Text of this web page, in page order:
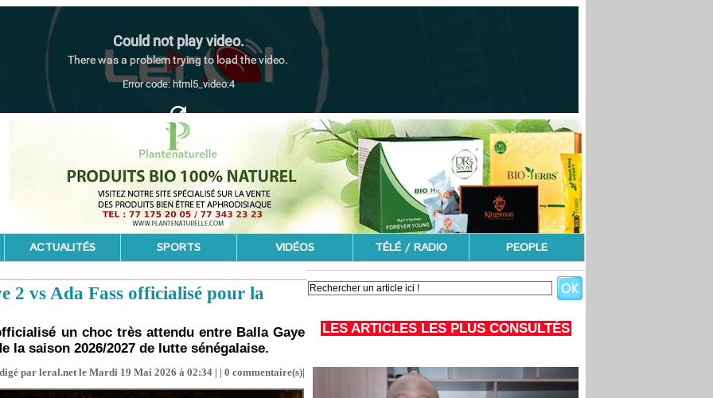
ACTUALITÉS SPORTS VIDÉOS TÉLÉ / RADIO PEOPLE
2 vs Ada Fass officialisé pour la
un choc très attendu entre Balla Gaye
la saison 2026/2027 de lutte sénégalaise.
par leral.net le Mardi 19 Mai 2026 à 02:34 | | 0 commentaire(s)|
LES ARTICLES LES PLUS CONSULTÉS